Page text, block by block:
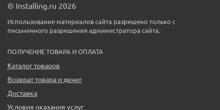
© Installing.ru 2026
Использование материалов сайта разрешено только с
письменного разрешения администратора сайта.
ПОЛУЧЕНИЕ ТОВАРА И ОПЛАТА
Каталог товаров
Возврат товара и денег
Доставка
Условия оказания услуг